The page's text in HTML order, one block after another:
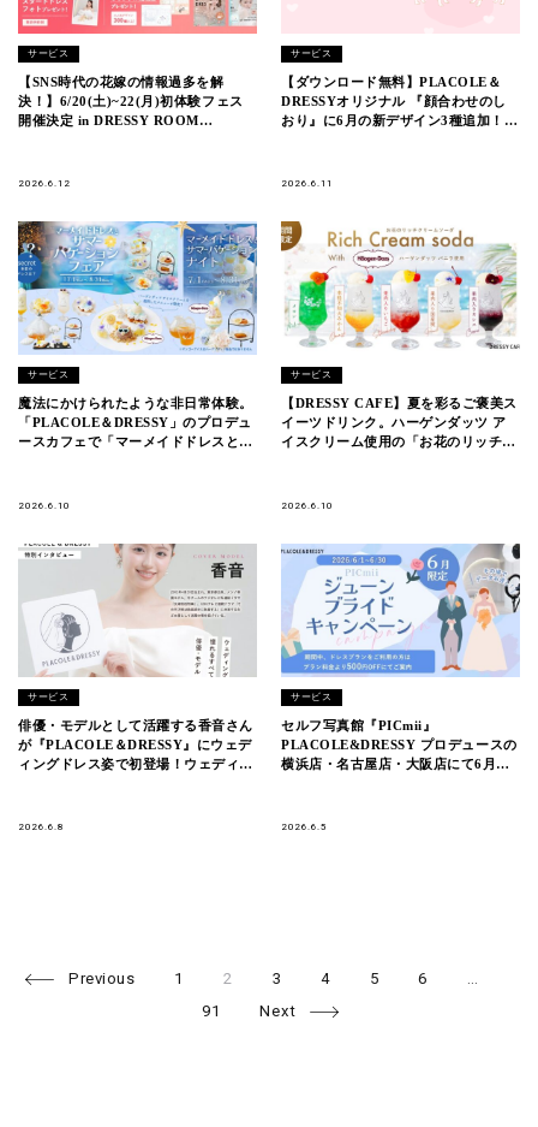
サービス
【SNS時代の花嫁の情報過多を解
決！】6/20(土)~22(月)初体験フェス
開催決定 in DRESSY ROOM
2026.6.12
サービス
【ダウンロード無料】PLACOLE＆
DRESSYオリジナル 『顔合わせのし
おり』に6月の新デザイン3種追加！名
2026.6.11
サービス
魔法にかけられたような非日常体験。
「PLACOLE＆DRESSY」のプロデュ
ースカフェで「マーメイドドレスとサ
2026.6.10
サービス
【DRESSY CAFE】夏を彩るご褒美ス
イーツドリンク。ハーゲンダッツ ア
イスクリーム使用の「お花のリッチク
2026.6.10
サービス
俳優・モデルとして活躍する香音さん
が『PLACOLE＆DRESSY』にウェデ
ィングドレス姿で初登場！ウェディン
2026.6.8
サービス
セルフ写真館『PICmii』
PLACOLE&DRESSY プロデュースの
横浜店・名古屋店・大阪店にて6月限
2026.6.5
PostsPrevious 1 2 3 4 5 6
91 Next